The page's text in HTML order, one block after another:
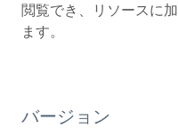
閲覧でき、リソースに
ます。
バージョン